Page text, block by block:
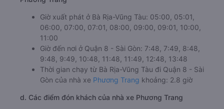
Giờ xuất phát ở Bà Rịa-Vũng Tàu: 05:00, 05:01,
06:00, 07:00, 07:01, 08:00, 09:00, 09:01, 10:00,
11:00
Giờ đến nơi ở Quận 8 - Sài Gòn: 7:48, 7:49, 8:48,
9:48, 9:49, 10:48, 11:48, 11:49, 12:48, 13:48
Thời gian chạy từ Bà Rịa-Vũng Tàu đi Quận 8 - Sài
Gòn của nhà xe Phương Trang khoảng: 2.8 giờ
d. Các điểm đón khách của nhà xe Phương Trang